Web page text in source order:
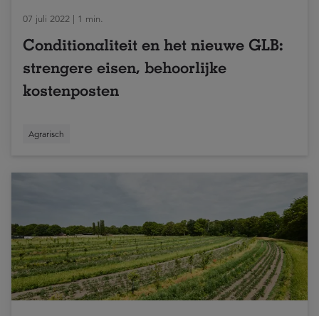
07 juli 2022 | 1 min.
Conditionaliteit en het nieuwe GLB:
strengere eisen, behoorlijke
kostenposten
Agrarisch